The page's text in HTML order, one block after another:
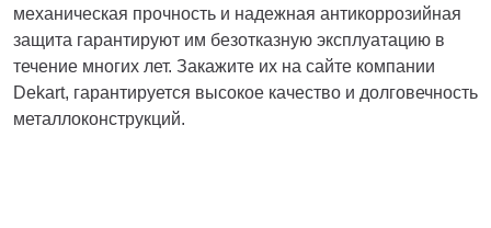
механическая прочность и надежная антикоррозийная
защита гарантируют им безотказную эксплуатацию в
течение многих лет. Закажите их на сайте компании
Dekart, гарантируется высокое качество и долговечность
металлоконструкций.